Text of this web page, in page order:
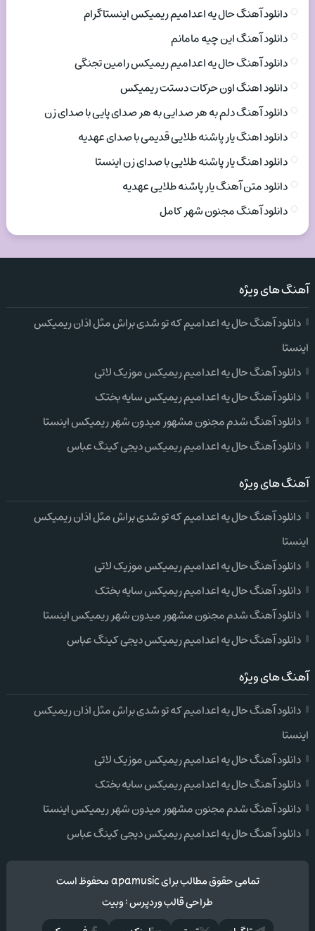
دانلود آهنگ حال یه اعدامیم ریمیکس اینستاگرام
دانلود آهنگ این چیه مامانم
دانلود آهنگ حال یه اعدامیم ریمیکس رامین تجنگی
دانلود اهنگ اون حرکات دستت ریمیکس
دانلود آهنگ دلم به هر صدایی به هر صدای پایی با صدای زن
دانلود اهنگ یار پاشنه طلایی قدیمی با صدای عهدیه
دانلود اهنگ یار پاشنه طلایی با صدای زن اینستا
دانلود متن آهنگ یار پاشنه طلایی عهدیه
دانلود آهنگ مجنون شهر کامل
آهنگ های ویژه
دانلود آهنگ حال یه اعدامیم که تو شدی براش مثل اذان ریمیکس
اینستا
دانلود آهنگ حال یه اعدامیم ریمیکس موزیک لاتی
دانلود آهنگ حال یه اعدامیم ریمیکس سایه بختک
دانلود آهنگ شدم مجنون مشهور میدون شهر ریمیکس اینستا
دانلود آهنگ حال یه اعدامیم ریمیکس دیجی کینگ عباس
آهنگ های ویژه
دانلود آهنگ حال یه اعدامیم که تو شدی براش مثل اذان ریمیکس
اینستا
دانلود آهنگ حال یه اعدامیم ریمیکس موزیک لاتی
دانلود آهنگ حال یه اعدامیم ریمیکس سایه بختک
دانلود آهنگ شدم مجنون مشهور میدون شهر ریمیکس اینستا
دانلود آهنگ حال یه اعدامیم ریمیکس دیجی کینگ عباس
آهنگ های ویژه
دانلود آهنگ حال یه اعدامیم که تو شدی براش مثل اذان ریمیکس
اینستا
دانلود آهنگ حال یه اعدامیم ریمیکس موزیک لاتی
دانلود آهنگ حال یه اعدامیم ریمیکس سایه بختک
دانلود آهنگ شدم مجنون مشهور میدون شهر ریمیکس اینستا
دانلود آهنگ حال یه اعدامیم ریمیکس دیجی کینگ عباس
تمامی حقوق مطالب برای apamusic محفوظ است
طراحی قالب وردپرس:وبیت